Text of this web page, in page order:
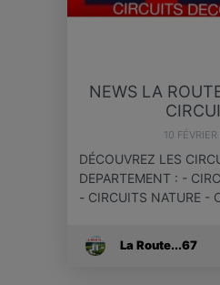
NEWS LA
10
DÉCOUVREZ LES
DEPARTEMENT : -
- CIRCUITS NATURE -
La Route...67